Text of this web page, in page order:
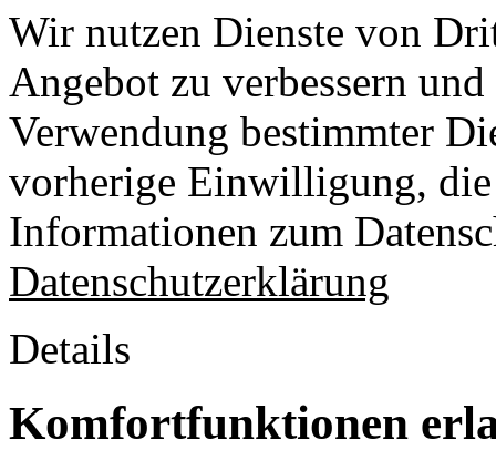
Wir nutzen Dienste von
Angebot zu verbessern
Verwendung bestimmter
vorherige Einwilligung,
Informationen zum
Datenschutzerklärung
Details
Komfortfunktionen